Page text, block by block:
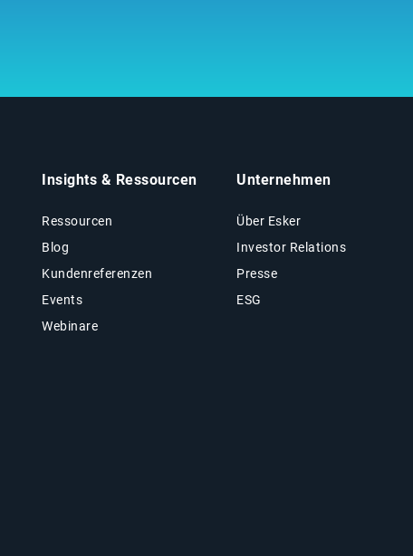
Insights & Ressourcen
Ressourcen
Blog
Kundenreferenzen
Events
Webinare
Unternehmen
Über Esker
Investor Relations
Presse
ESG